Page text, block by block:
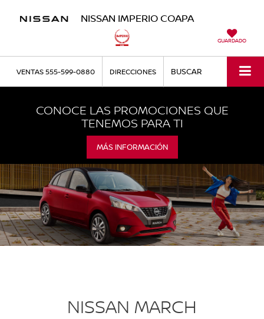
NISSAN IMPERIO COAPA
GUARDADO
VENTAS555-599-0880 DIRECCIONES BUSCAR
CONOCE LAS PROMOCIONES QUE
TENEMOS PARA TI
MÁS INFORMACIÓN
NISSAN MARCH